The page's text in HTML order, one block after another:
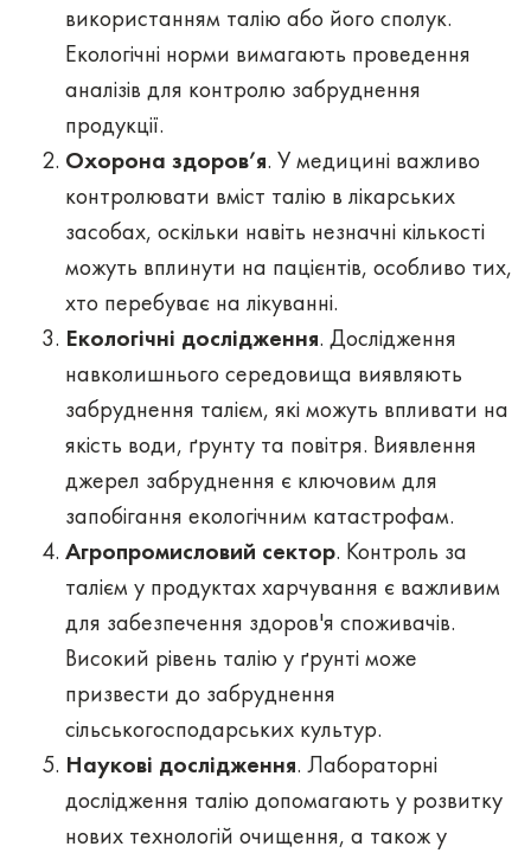
використанням талію або його сполук.
Екологічні норми вимагають проведення
аналізів для контролю забруднення
продукції.
Охорона здоров’я. У медицині важливо
контролювати вміст талію в лікарських
засобах, оскільки навіть незначні кількості
можуть вплинути на пацієнтів, особливо тих,
хто перебуває на лікуванні.
Екологічні дослідження. Дослідження
навколишнього середовища виявляють
забруднення талієм, які можуть впливати на
якість води, ґрунту та повітря. Виявлення
джерел забруднення є ключовим для
запобігання екологічним катастрофам.
Агропромисловий сектор. Контроль за
талієм у продуктах харчування є важливим
для забезпечення здоров'я споживачів.
Високий рівень талію у ґрунті може
призвести до забруднення
сільськогосподарських культур.
Наукові дослідження. Лабораторні
дослідження талію допомагають у розвитку
нових технологій очищення, а також у